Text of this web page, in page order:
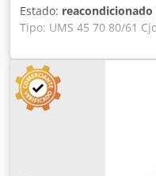
Estado: reacondicionado
Tipo: UMS 45 70 80/61
/ 61 V Imán 100% ED L x
800 mm (nueva)
Peso: 1.550 kg Con
380V primaria.